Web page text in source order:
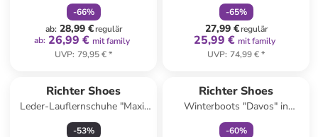
-66%
ab: 28,99 €regulär
ab: 26,99 € mit family
UVP: 79,95 €*
-65%
27,99 €regulär
25,99 € mit family
UVP: 74,99 €*
Richter Shoes
Leder-Lauflernschuhe "Maxi"
in Grau
-53%
Richter Shoes
Winterboots "Davos" in
Dunkelblau
-60%